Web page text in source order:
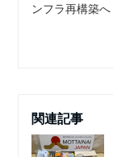
ンフラ再構築へ
関連記事